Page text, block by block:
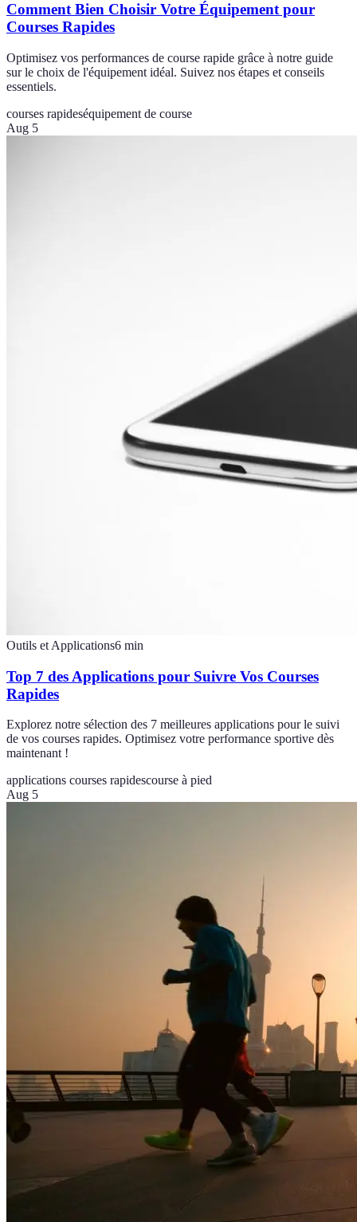
Comment Bien Choisir Votre Équipement pour
Courses Rapides
Optimisez vos performances de course rapide grâce à notre guide
sur le choix de l'équipement idéal. Suivez nos étapes et conseils
essentiels.
courses rapideséquipement de course
Aug 5
Outils et Applications6 min
Top 7 des Applications pour Suivre Vos Courses
Rapides
Explorez notre sélection des 7 meilleures applications pour le suivi
de vos courses rapides. Optimisez votre performance sportive dès
maintenant !
applications courses rapidescourse à pied
Aug 5